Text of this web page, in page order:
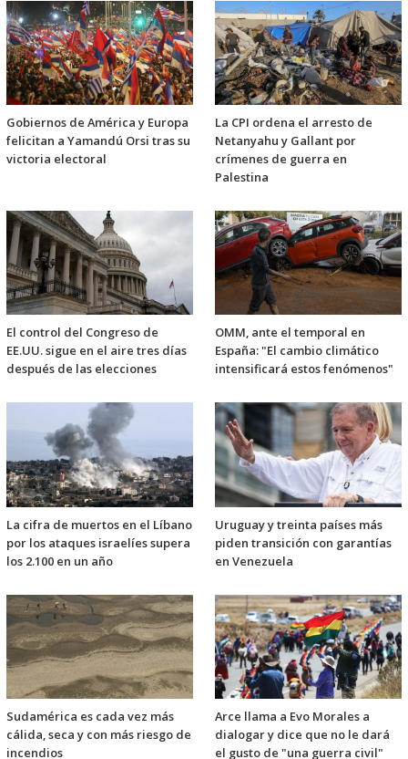
Gobiernos de América y Europa
felicitan a Yamandú Orsi tras su
victoria electoral
La CPI ordena el arresto de
Netanyahu y Gallant por
crímenes de guerra en
Palestina
El control del Congreso de
EE.UU. sigue en el aire tres días
después de las elecciones
OMM, ante el temporal en
España: "El cambio climático
intensificará estos fenómenos"
La cifra de muertos en el Líbano
por los ataques israelíes supera
los 2.100 en un año
Uruguay y treinta países más
piden transición con garantías
en Venezuela
Sudamérica es cada vez más
cálida, seca y con más riesgo de
incendios
Arce llama a Evo Morales a
dialogar y dice que no le dará
el gusto de "una guerra civil"